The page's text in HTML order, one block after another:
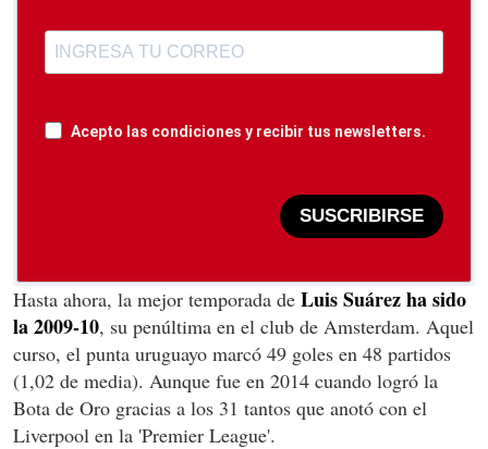
Acepto las condiciones y recibir tus newsletters.
SUSCRIBIRSE
Hasta ahora, la mejor temporada de Luis Suárez ha sido
la 2009-10, su penúltima en el club de Amsterdam. Aquel
curso, el punta uruguayo marcó 49 goles en 48 partidos
(1,02 de media). Aunque fue en 2014 cuando logró la
Bota de Oro gracias a los 31 tantos que anotó con el
Liverpool en la 'Premier League'.